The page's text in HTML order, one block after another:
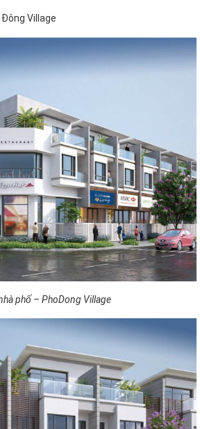
Village
phố – PhoDong Village